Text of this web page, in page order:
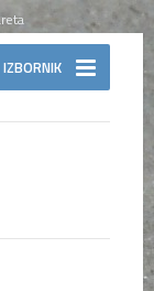
IZBORNIK